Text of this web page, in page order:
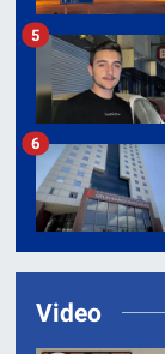
5
6
Video